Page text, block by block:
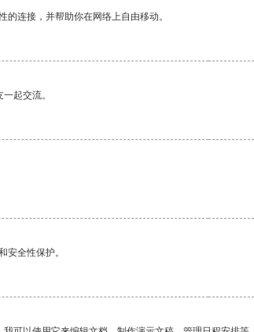
连接，并帮助你在网络上自由移动。
起交流。
安全性保护。